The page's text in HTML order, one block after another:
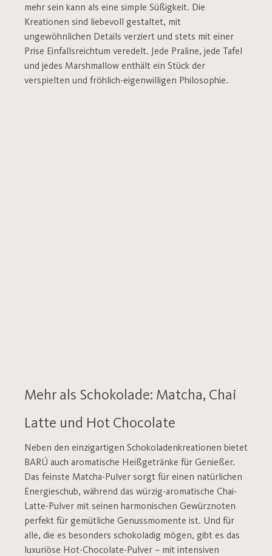
mehr sein kann als eine simple Süßigkeit. Die
Kreationen sind liebevoll gestaltet, mit
ungewöhnlichen Details verziert und stets mit einer
Prise Einfallsreichtum veredelt. Jede Praline, jede Tafel
und jedes Marshmallow enthält ein Stück der
verspielten und fröhlich-eigenwilligen Philosophie.
Mehr als Schokolade: Matcha, Chai
Latte und Hot Chocolate
Neben den einzigartigen Schokoladenkreationen bietet
BARÚ auch aromatische Heißgetränke für Genießer.
Das feinste Matcha-Pulver sorgt für einen natürlichen
Energieschub, während das würzig-aromatische Chai-
Latte-Pulver mit seinen harmonischen Gewürznoten
perfekt für gemütliche Genussmomente ist. Und für
alle, die es besonders schokoladig mögen, gibt es das
luxuriöse Hot-Chocolate-Pulver – mit intensiven